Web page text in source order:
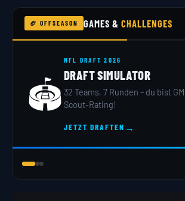
🏈 OFFSEASON GAMES &CHALLENGES
🏟️
NFL DRAFT 2026
DRAFT SIMULATOR
32 Teams, 7 Runden – du bist
Scout-Rating!
JETZT DRAFTEN →